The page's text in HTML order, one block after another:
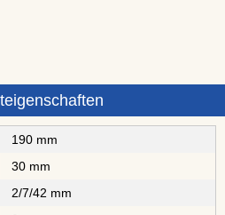
190 mm
30 mm
2/7/42 mm